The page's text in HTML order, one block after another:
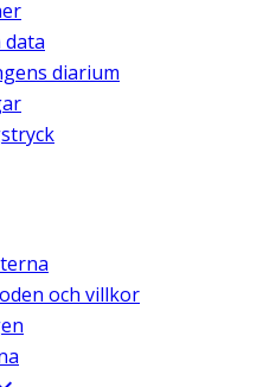
data
diarium
och villkor